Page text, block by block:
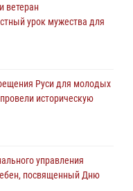
ветеран
урок мужества для
Руси для молодых
историческую
управления
посвященный Дню